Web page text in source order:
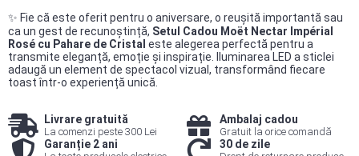
✨ Fie că este oferit pentru o aniversare, o reușită importantă sau
ca un gest de recunoștință, Setul Cadou Moët Nectar Impérial
Rosé cu Pahare de Cristal este alegerea perfectă pentru a
transmite eleganță, emoție și inspirație. Iluminarea LED a sticlei
adaugă un element de spectacol vizual, transformând fiecare
toast într-o experiență unică.
Livrare gratuită
La comenzi peste 300 Lei
Ambalaj cadou
Gratuit la orice comandă
Garanție 2 ani 30 de zile